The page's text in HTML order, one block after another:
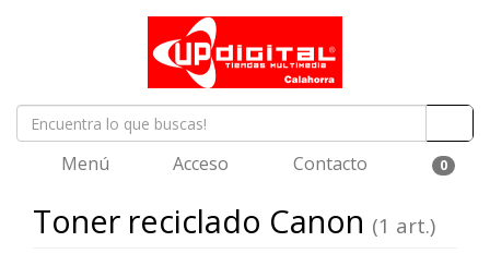
Menú Acceso Contacto 0
Toner reciclado Canon (1 art.)